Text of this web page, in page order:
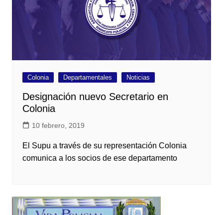
Colonia Departamentales Noticias
Designación nuevo Secretario en
Colonia
10 febrero, 2019
El Supu a través de su representación Colonia
comunica a los socios de ese departamento